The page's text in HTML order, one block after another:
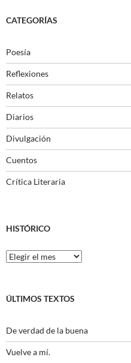
CATEGORÍAS
Poesía
Reflexiones
Relatos
Diarios
Divulgación
Cuentos
Crítica Literaria
HISTÓRICO
Histórico
ÚLTIMOS TEXTOS
De verdad de la buena
Vuelve a mí.